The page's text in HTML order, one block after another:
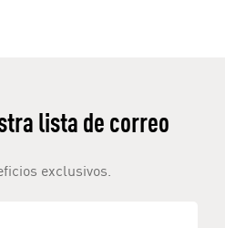
lista de correo
exclusivos.